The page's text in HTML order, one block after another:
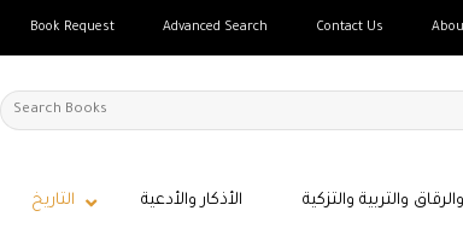
Book Request Advanced Search Contact Us
Search
for:
والتربية والتزكية الأذكار والأدعية التاريخ